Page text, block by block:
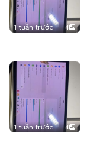
1 tuần trước 4
1 tuần trước 4